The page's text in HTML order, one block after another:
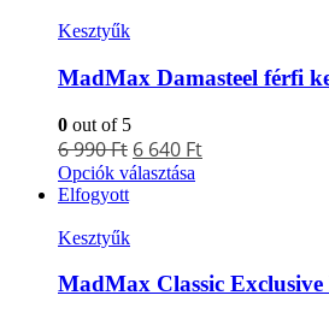
Kesztyűk
MadMax Damasteel férfi
0 out of 5
6 990Ft 6 640 Ft
Opciók választása
Elfogyott
Kesztyűk
MadMax Classic Exclusive